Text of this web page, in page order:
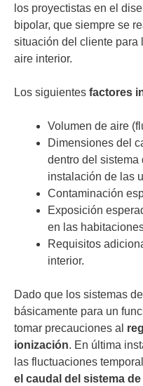
los proyectistas en el
bipolar, que siempre se
situación del cliente para
aire interior.
Los siguientes factores
Volumen de aire
Dimensiones del
dentro del sistema
instalación de las
Contaminación
Exposición
en las
Requisitos
interior.
Dado que los sistemas
básicamente para un
tomar precauciones al
ionización. En última
las fluctuaciones
el caudal del sistema